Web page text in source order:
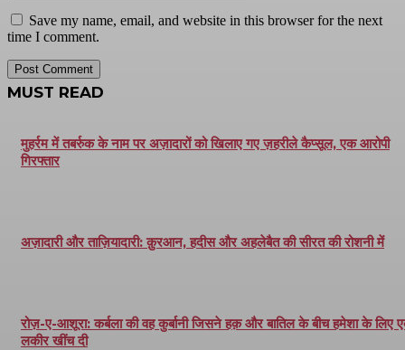
Save my name, email, and website in this browser for the next
time I comment.
MUST READ
मुहर्रम में तबर्रुक के नाम पर अज़ादारों को खिलाए गए ज़हरीले कैप्सूल, एक आरोपी
गिरफ्तार
अज़ादारी और ताज़ियादारी: क़ुरआन, हदीस और अहलेबैत की सीरत की रोशनी में
रोज़-ए-आशूरा: कर्बला की वह कुर्बानी जिसने हक़ और बातिल के बीच हमेशा के लिए
लकीर खींच दी